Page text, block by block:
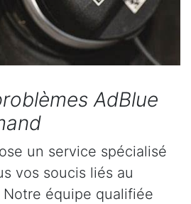
AdBlue
un service spécialisé
vos soucis liés au
Notre équipe qualifiée